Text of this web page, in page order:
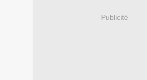
Publicité